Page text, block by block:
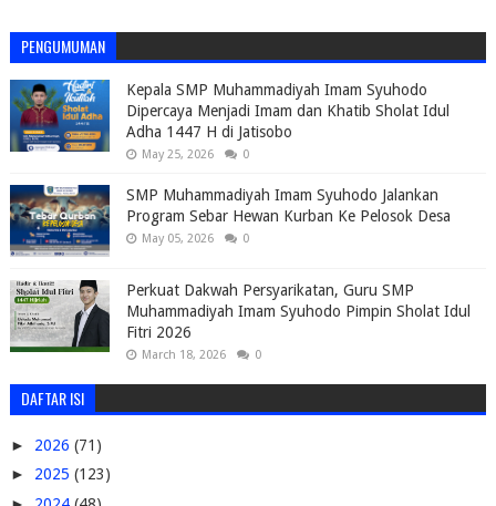
PENGUMUMAN
Kepala SMP Muhammadiyah Imam Syuhodo
Dipercaya Menjadi Imam dan Khatib Sholat Idul
Adha 1447 H di Jatisobo
May 25, 2026 0
SMP Muhammadiyah Imam Syuhodo Jalankan
Program Sebar Hewan Kurban Ke Pelosok Desa
May 05, 2026 0
Perkuat Dakwah Persyarikatan, Guru SMP
Muhammadiyah Imam Syuhodo Pimpin Sholat Idul
Fitri 2026
March 18, 2026 0
DAFTAR ISI
► 2026 (71)
► 2025 (123)